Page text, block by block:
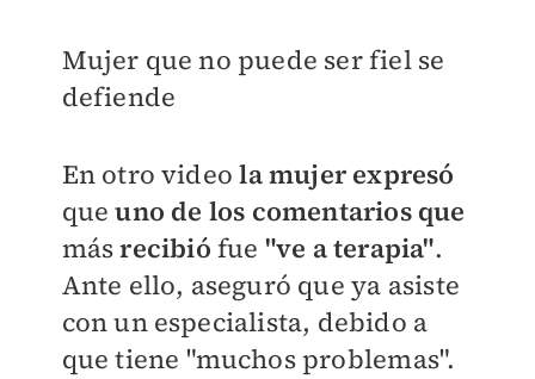
Mujer que no puede ser fiel se
defiende
En otro videola mujer expresó
queuno de los comentarios que
másrecibió fue "ve a terapia".
Ante ello, aseguró que ya asiste
con un especialista, debido a
que tiene "muchos problemas".